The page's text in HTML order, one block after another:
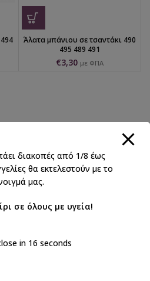
Άλατα μπάνιου σε τσαντάκι 490
495 489 491
€3,30 με ΦΠΑ
διακοπές από 1/8 έως
θα εκτελεστούν με το
μας.
σε όλους με υγεία!
in 16 seconds